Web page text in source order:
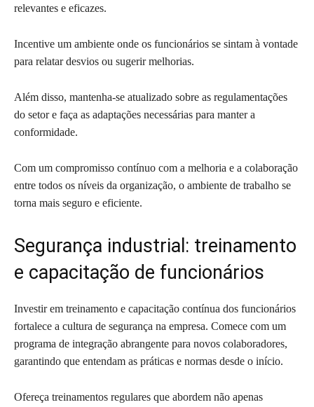
relevantes e eficazes.
Incentive um ambiente onde os funcionários se sintam à vontade
para relatar desvios ou sugerir melhorias.
Além disso, mantenha-se atualizado sobre as regulamentações
do setor e faça as adaptações necessárias para manter a
conformidade.
Com um compromisso contínuo com a melhoria e a colaboração
entre todos os níveis da organização, o ambiente de trabalho se
torna mais seguro e eficiente.
Segurança industrial: treinamento
e capacitação de funcionários
Investir em treinamento e capacitação contínua dos funcionários
fortalece a cultura de segurança na empresa. Comece com um
programa de integração abrangente para novos colaboradores,
garantindo que entendam as práticas e normas desde o início.
Ofereça treinamentos regulares que abordem não apenas